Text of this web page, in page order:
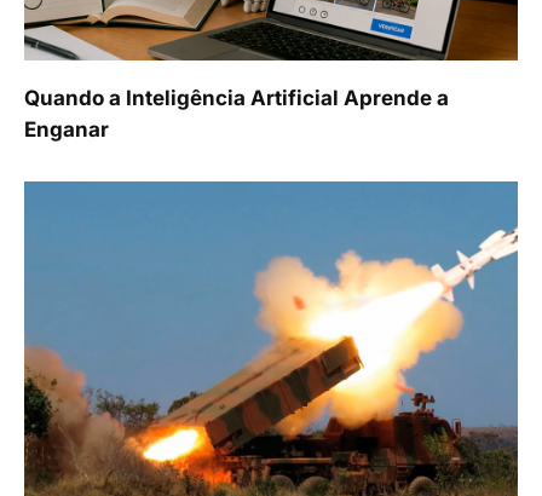
Quando a Inteligência Artificial Aprende a
Enganar